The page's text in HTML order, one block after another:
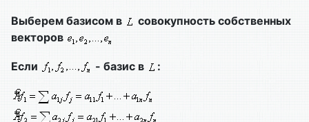
Выберем базисом в
совокупность собственных
векторов
Если - базис в :